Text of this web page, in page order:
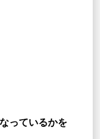
っているかを